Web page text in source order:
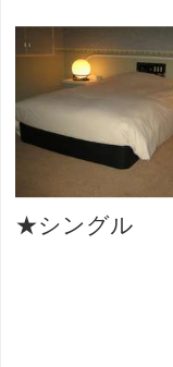
★シングル